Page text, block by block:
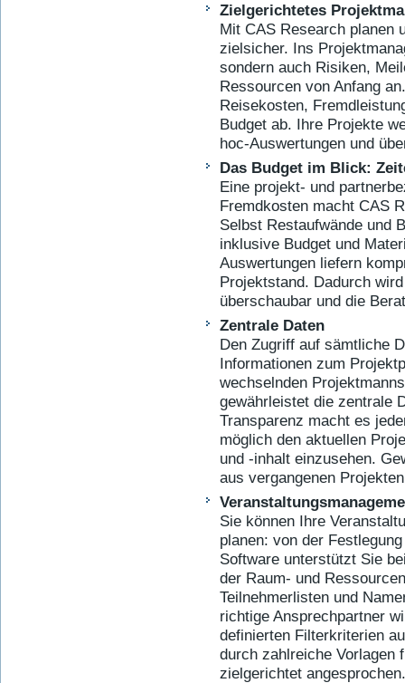
Zielgerichtetes
Mit CAS Research planen
zielsicher. Ins
sondern auch Risiken,
Ressourcen von Anfang
Reisekosten,
Budget ab. Ihre Projekte
hoc-Auswertungen und
Das Budget im Blick:
Eine projekt- und
Fremd­kosten macht CAS
Selbst Restaufwände und
inklusive Budget und
Auswertungen liefern
Projektstand. Dadurch
überschaubar und die
Zentrale Daten
Den Zugriff auf sämtliche
Informationen zum
wechselnden
gewährleistet die zentrale
Transparenz macht es
möglich den aktuellen
und -inhalt einzusehen.
aus vergangenen
Sie können Ihre
planen: von der
Software unterstützt Sie
der Raum- und
Teilnehmerlisten und
richtige Ansprechpartner
definierten Filterkriterien
durch zahlreiche Vorlagen
zielgerichtet angesprochen.